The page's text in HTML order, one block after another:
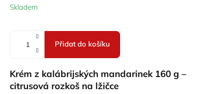
cena:
Skladem
Přidat do košíku
Krém z kalábrijských mandarinek 160 g –
citrusová rozkoš na lžičce